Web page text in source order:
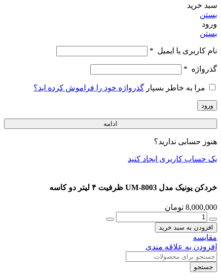
سبد خرید
بستن
ورود
بستن
نام کاربری یا ایمیل *
گذرواژه *
مرا به خاطر بسپار گذرواژه خود را فراموش کرده اید؟
ورود
ادامه
هنوز حسابی ندارید؟
یک حساب کاربری ایجاد کنید
خردکن یونیک مدل UM-8003 ظرفیت ۴ لیتر دو کاسه
8,000,000 تومان
خردکن
یونیک
مدل
UM-
8003
ظرفیت
۴
افزودن به سبد خرید
مقایسه
افزودن به علاقه مندی
جستجو